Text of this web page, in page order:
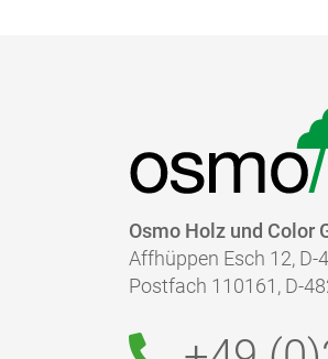
IN WELKE STAAT IS
nieuw /
Osmo Holz und Color
Affhüppen Esch 12,
Postfach 110161, D-